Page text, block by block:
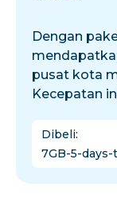
Dengan
pusat kota
Kecepatan
Dibeli:
7GB-5-